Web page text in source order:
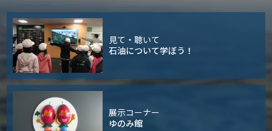
見て・聴いて
石油について学ぼう！
展示コーナー
ゆのみ館